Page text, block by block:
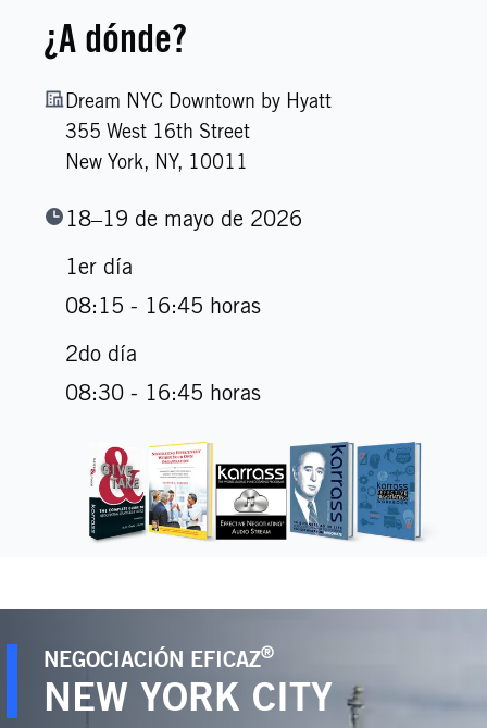
¿A dónde?
Dream NYC Downtown by Hyatt
355 West 16th Street
New York, NY, 10011
18–19 de mayo de 2026
1er día
08:15 - 16:45 horas
2do día
08:30 - 16:45 horas
NEGOCIACIÓN EFICAZ®
NEW YORK CITY